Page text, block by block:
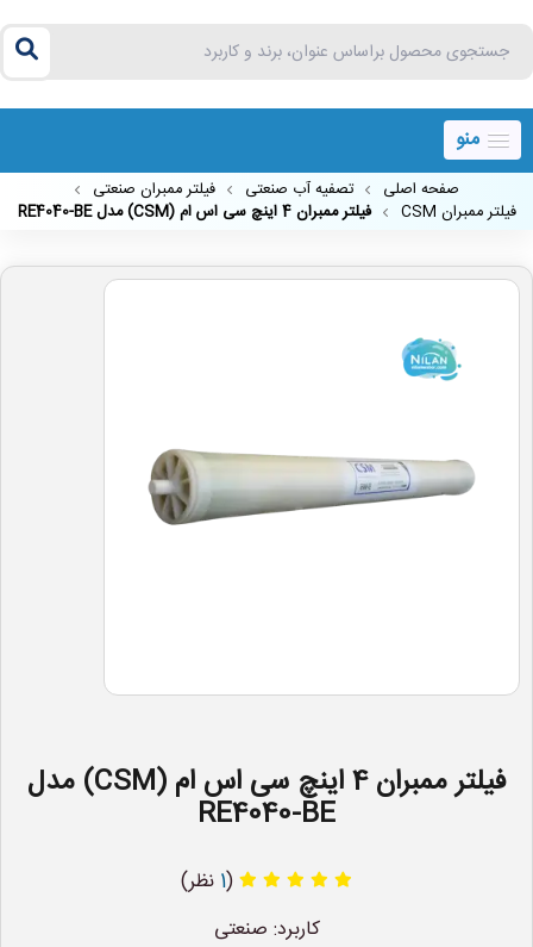
منو
صفحه اصلی تصفیه آب صنعتی
فیلتر ممبران صنعتی
فیلتر ممبران CSM
فیلتر ممبران 4 اینچ سی اس ام (CSM) مدل RE4040-BE
فیلتر ممبران 4 اینچ سی اس ام (CSM) مدل
RE4040-BE
(
1 نظر)
کاربرد: صنعتی